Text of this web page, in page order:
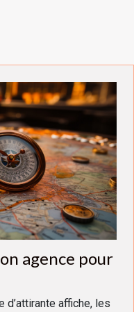
agence pour
d’attirante affiche, les